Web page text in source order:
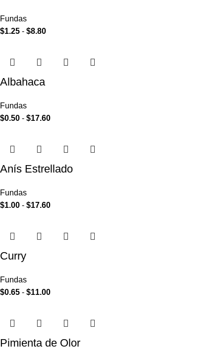
Fundas
$1.25 - $8.80
Albahaca
Fundas
$0.50 - $17.60
Anís Estrellado
Fundas
$1.00 - $17.60
Curry
Fundas
$0.65 - $11.00
Pimienta de Olor